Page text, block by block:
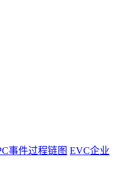
事件过程链图 EVC企业